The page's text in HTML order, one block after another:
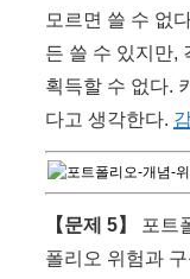
모르면 쓸 수 없
든 쓸 수 있지만,
획득할 수 없다.
다고 생각한다.
【문제 5】
포트
폴리오 위험과